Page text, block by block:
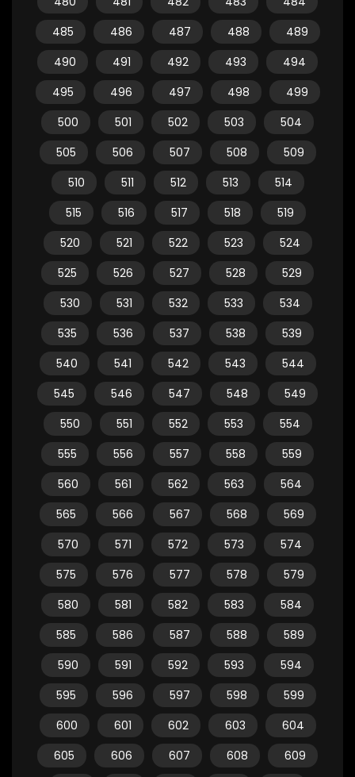
485
486 487 488
489
490
491 492 493
494
495
496 497 498
499
500
501 502 503
504
505
506 507 508
509
510
511 512 513
514
515
516 517 518
519
520
521 522 523
524
525
526 527 528
529
530
531 532 533
534
535
536 537 538
539
540
541 542 543
544
545
546 547 548
549
550
551 552 553
554
555
556 557 558
559
560
561 562 563
564
565
566 567 568
569
570
571 572 573
574
575
576 577 578
579
580
581 582 583
584
585
586 587 588
589
590
591 592 593
594
595
596 597 598
599
600
601 602 603
604
605
606 607 608
609